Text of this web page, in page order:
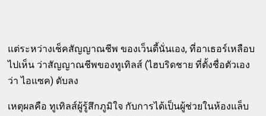
แต่ระหว่างเช็คสัญญาณชีพ ของเว็นดี้นั่นเอง, ที่อาเธอร์เหลือบ
ไปเห็น ว่าสัญญาณชีพของทูเทิลส์ (ไฮบริดชาย ที่ตั้งชื่อตัวเอง
ว่า ไอแซค) ดับลง
เหตุผลคือ ทูเทิลส์ผู้รู้สึกภูมิใจ กับการได้เป็นผู้ช่วยในห้องแล็บ